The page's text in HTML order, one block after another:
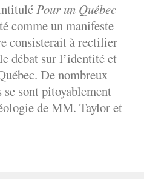
Pour un Québec
comme un manifeste
consisterait à rectifier
débat sur l’identité et
De nombreux
sont pitoyablement
de MM. Taylor et